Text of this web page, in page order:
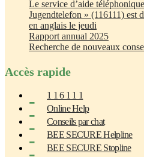
Le service d’aide
Jugendtelefon » (116111) est
en anglais le jeudi
Rapport annual 2025
Recherche de nouveaux
Accès rapide
1 1 6 1 1 1
Online Help
Conseils par chat
BEE SECURE Helpline
BEE SECURE Stopline